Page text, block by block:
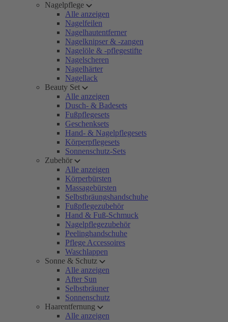
Nagelpflege
Alle anzeigen
Nagelfeilen
Nagelhautentferner
Nagelknipser & -zangen
Nagelöle & -pflegestifte
Nagelscheren
Nagelhärter
Nagellack
Beauty Set
Alle anzeigen
Dusch- & Badesets
Fußpflegesets
Geschenksets
Hand- & Nagelpflegesets
Körperpflegesets
Sonnenschutz-Sets
Zubehör
Alle anzeigen
Körperbürsten
Massagebürsten
Selbstbräungshandschuhe
Fußpflegezubehör
Hand & Fuß-Schmuck
Nagelpflegezubehör
Peelinghandschuhe
Pflege Accessoires
Waschlappen
Sonne & Schutz
Alle anzeigen
After Sun
Selbstbräuner
Sonnenschutz
Haarentfernung
Alle anzeigen